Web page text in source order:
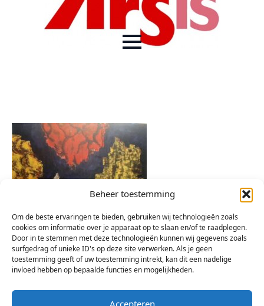
Beheer toestemming
Om de beste ervaringen te bieden, gebruiken wij technologieën zoals
cookies om informatie over je apparaat op te slaan en/of te raadplegen.
Door in te stemmen met deze technologieën kunnen wij gegevens zoals
surfgedrag of unieke ID's op deze site verwerken. Als je geen
toestemming geeft of uw toestemming intrekt, kan dit een nadelige
invloed hebben op bepaalde functies en mogelijkheden.
Accepteren